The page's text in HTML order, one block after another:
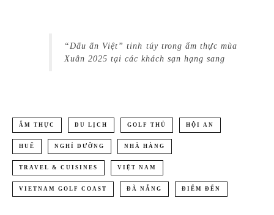
“Dấu ấn Việt” tinh túy trong ẩm thực mùa
Xuân 2025 tại các khách sạn hạng sang
ẨM THỰC DU LỊCH GOLF THỦ HỘI AN
HUẾ NGHỈ DƯỠNG NHÀ HÀNG
TRAVEL & CUISINES VIỆT NAM
VIETNAM GOLF COAST ĐÀ NẴNG ĐIỂM ĐẾN